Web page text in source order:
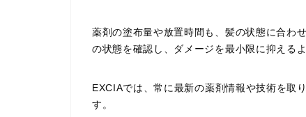
薬剤の塗布量や放置時間も、髪の状態に合わ
の状態を確認し、ダメージを最小限に抑える
EXCIAでは、常に最新の薬剤情報や技術を取
す。